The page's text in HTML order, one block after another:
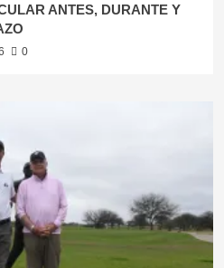
ANTES, DURANTE Y
0